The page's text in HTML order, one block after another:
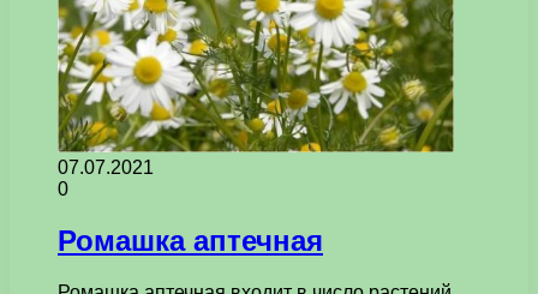
07.07.2021
0
Ромашка аптечная